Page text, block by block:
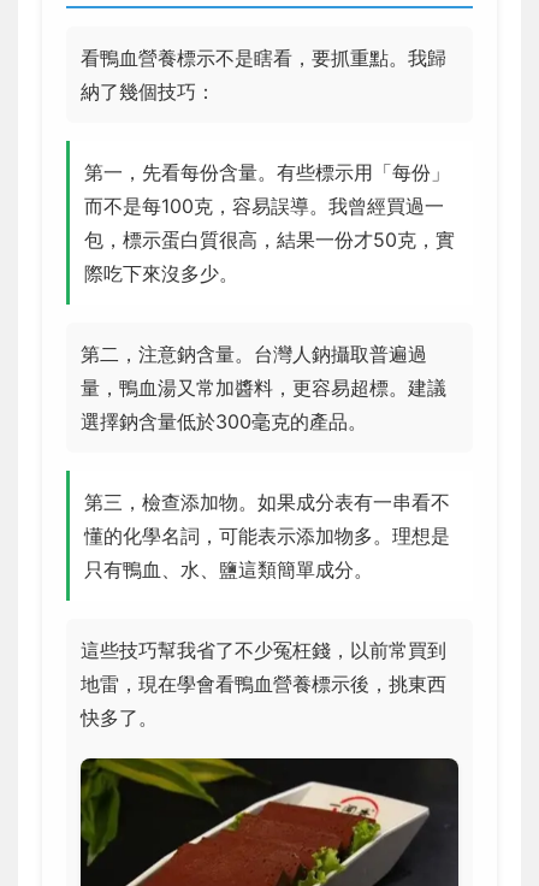
看鴨血營養標示不是瞎看，要抓重點。我歸
納了幾個技巧：
第一，先看每份含量。有些標示用「每份」
而不是每100克，容易誤導。我曾經買過一
包，標示蛋白質很高，結果一份才50克，實
際吃下來沒多少。
第二，注意鈉含量。台灣人鈉攝取普遍過
量，鴨血湯又常加醬料，更容易超標。建議
選擇鈉含量低於300毫克的產品。
第三，檢查添加物。如果成分表有一串看不
懂的化學名詞，可能表示添加物多。理想是
只有鴨血、水、鹽這類簡單成分。
這些技巧幫我省了不少冤枉錢，以前常買到
地雷，現在學會看鴨血營養標示後，挑東西
快多了。